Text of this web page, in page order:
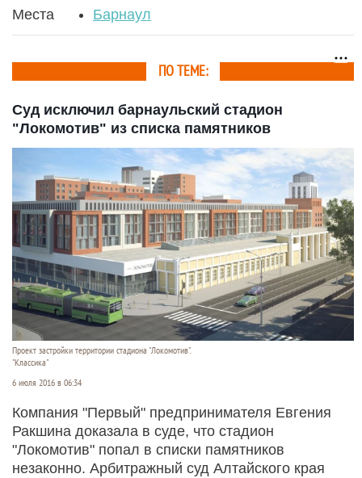
Места Барнаул
ПО ТЕМЕ:
Суд исключил барнаульский стадион
"Локомотив" из списка памятников
Проект застройки территории стадиона "Локомотив".
"Классика"
6 июля 2016 в 06:34
Компания "Первый" предпринимателя Евгения
Ракшина доказала в суде, что стадион
"Локомотив" попал в списки памятников
незаконно. Арбитражный суд Алтайского края